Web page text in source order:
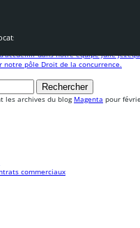
en tant que collaboratrice en droit
dans notre équipe Julie
pôle Droit de la concurrence.
les archives du blog Magenta pour
commerciaux